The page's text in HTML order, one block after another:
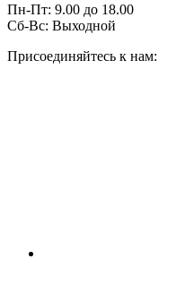
Пн-Пт: 9.00 до 18.00
Сб-Вс: Выходной
Присоединяйтесь к нам: